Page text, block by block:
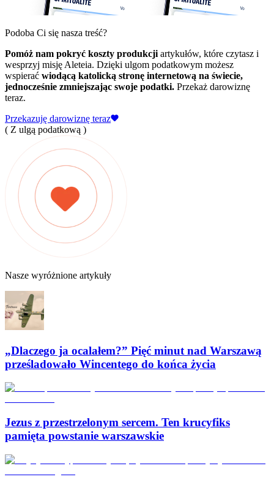
Podoba Ci się nasza treść?
Pomóż nam pokryć koszty produkcji artykułów, które czytasz i
wesprzyj misję Aleteia. Dzięki ulgom podatkowym możesz
wspierać wiodącą katolicką stronę internetową na świecie,
jednocześnie zmniejszając swoje podatki. Przekaż darowiznę
teraz.
Przekazuję darowiznę teraz
( Z ulgą podatkową )
Nasze wyróżnione artykuły
„Dlaczego ja ocalałem?” Pięć minut nad Warszawą
prześladowało Wincentego do końca życia
Jezus z przestrzelonym sercem. Ten krucyfiks
pamięta powstanie warszawskie